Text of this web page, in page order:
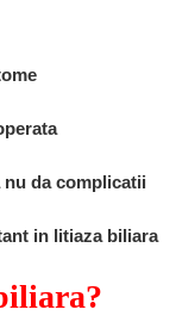
da complicatii
in litiaza biliara